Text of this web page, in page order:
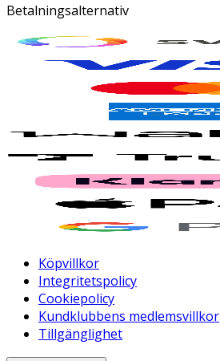
Betalningsalternativ
Köpvillkor
Integritetspolicy
Cookiepolicy
Kundklubbens medlemsvillkor
Tillgänglighet